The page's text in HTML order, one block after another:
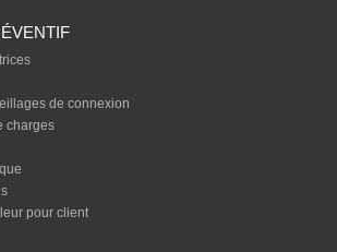
de connexion
charges
pour client